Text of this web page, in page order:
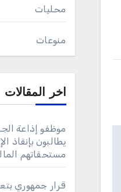
محليات
منوعات
اخر المقالات
موظفو إذاعة
يطالبون بإنقاذ
مستحقاتهم
قرار جمهوري